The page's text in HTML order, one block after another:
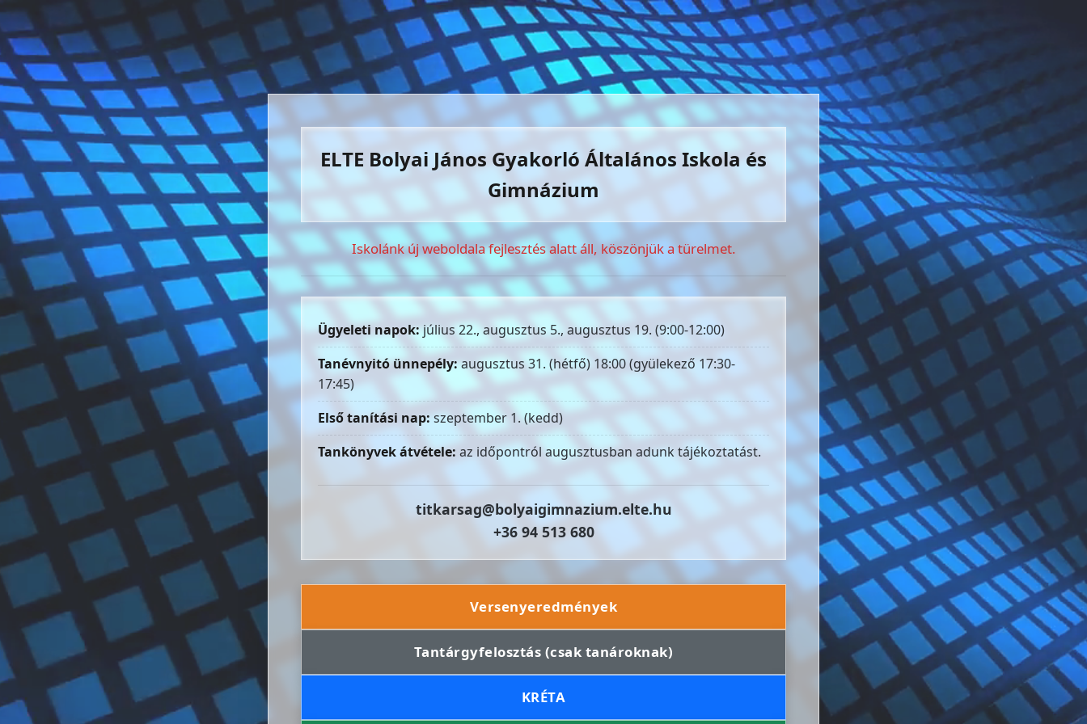
ELTE Bolyai János Gyakorló Általános Iskola és
Gimnázium
Iskolánk új weboldala fejlesztés alatt áll, köszönjük a türelmet.
Ügyeleti napok:július 22., augusztus 5., augusztus 19. (9:00-12:00)
Tanévnyitó ünnepély:augusztus 31. (hétfő) 18:00 (gyülekező 17:30-
17:45)
Első tanítási nap: szeptember 1. (kedd)
Tankönyvek átvétele: az időpontról augusztusban adunk tájékoztatást.
titkarsag@bolyaigimnazium.elte.hu
+36 94 513 680
Versenyeredmények
Tantárgyfelosztás (csak tanároknak)
KRÉTA